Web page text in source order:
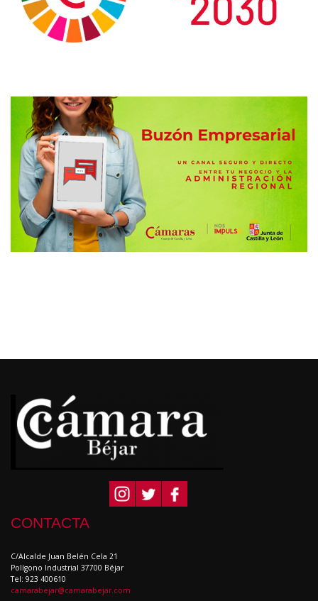
CONTACTA
C/Alcalde Juan Belén Cela 21
Polígono Industrial 37700 Béjar
Tel: 923 400610
camarabejar@camarabejar.com